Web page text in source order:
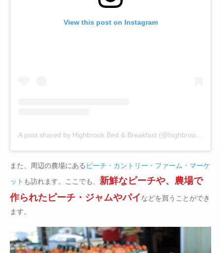
View this post on Instagram
また、周辺の農場にある ピーチ・カントリー・ファーム・マーケ
ット も訪れます。ここでも、 新鮮なピーチや、農場で
作られたピーチ・ジャムやパイなどを買うことができ
ます。